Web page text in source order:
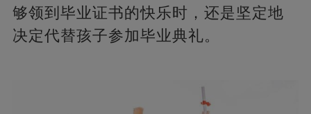
够领到毕业证书的快乐时，还是坚定地
决定代替孩子参加毕业典礼。